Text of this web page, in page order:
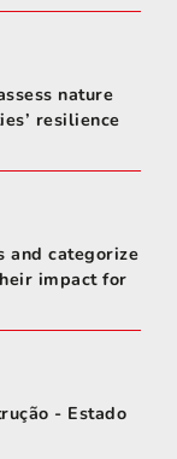
nature
resilience
and categorize
impact for
- Estado